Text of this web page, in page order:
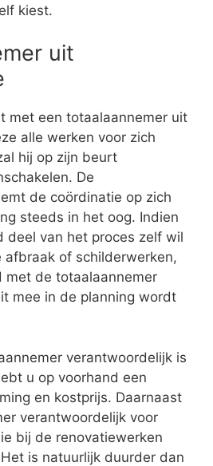
kiest.
uit
met een totaalaannemer uit
alle werken voor zich
hij op zijn beurt
De
de coördinatie op zich
steeds in het oog. Indien
deel van het proces zelf wil
afbraak of schilderwerken,
met de totaalaannemer
mee in de planning wordt
verantwoordelijk is
u op voorhand een
en kostprijs. Daarnaast
verantwoordelijk voor
bij de renovatiewerken
is natuurlijk duurder dan